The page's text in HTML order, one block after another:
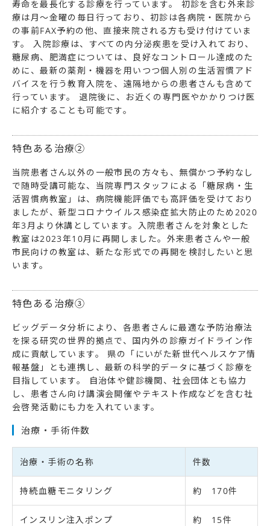
寿命を最長化する診療を行っています。 初診を含む外来診
療は月～金曜の毎日行っており、初診は各病院・医院から
の事前FAX予約の他、直接来院される方も受け付けていま
す。 入院診療は、すべての内分泌疾患を受け入れており、
糖尿病、肥満症については、良好なコントロール達成のた
めに、最新の薬剤・機器を用いつつ個人別の生活習慣アド
バイスを行う教育入院を、遠隔地からの患者さんも含めて
行っています。 退院後に、お近くの専門医やかかりつけ医
に紹介することも可能です。
特色ある治療②
当院患者さん以外の一般市民の方々も、無償かつ予約なし
で随時受講可能な、当院専門スタッフによる「糖尿病・生
活習慣病教室」は、病院機能評価でも高評価を受けており
ましたが、新型コロナウイルス感染症拡大防止のため 2020
年3月より休講としています。入院患者さんを対象とした
教室は2023年10月に再開しました。外来患者さんや一般
市民向けの教室は、新たな形式での再開を検討したいと思
います。
特色ある治療③
ビッグデータ分析により、各患者さんに最適な予防治療法
を探る研究の世界的拠点で、国内外の診療ガイドライン作
成に貢献しています。 県の「にいがた新世代ヘルスケア情
報基盤」とも連携し、最新の科学的データに基づく診療を
目指しています。 自治体や健診機関、社会団体とも協力
し、患者さん向け講演会開催やテキスト作成などを含む社
会啓発活動にも力を入れています。
治療・手術件数
治療・手術の名称 件数
持続血糖モニタリング 約 170件
インスリン注入ポンプ 約 15件